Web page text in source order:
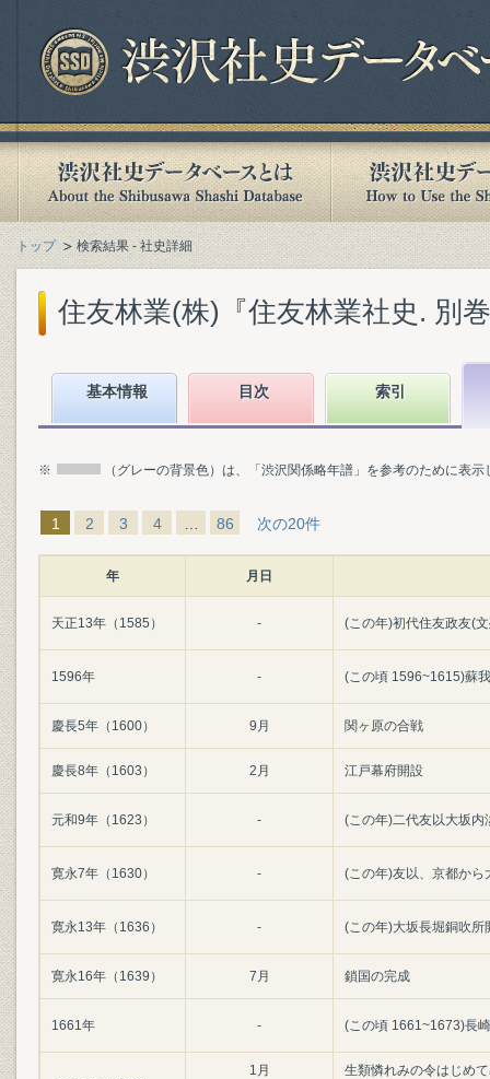
トップ 検索結果 - 社史詳細
住友林業(株)『住友林業社史. 別
基本情報 目次 索引
※ （グレーの背景色）は、「渋沢関係略年譜」を参考のために表
1 2 3 4 86 次の20件
年 月日
天正13年（1585） - (この年)初代住友政友(
1596年 - (この頃 1596~1615)蘇
慶長5年（1600） 9月 関ヶ原の合戦
慶長8年（1603） 2月 江戸幕府開設
元和9年（1623） - (この年)二代友以大坂内
寛永7年（1630） - (この年)友以、京都から
寛永13年（1636） - (この年)大坂長堀銅吹所
寛永16年（1639） 7月 鎖国の完成
1661年 - (この頃 1661~1673)長
1月 生類憐れみの令はじめ